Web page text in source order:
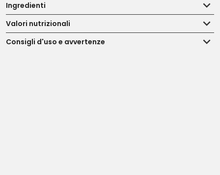
Ingredienti
Valori nutrizionali
Consigli d'uso e avvertenze